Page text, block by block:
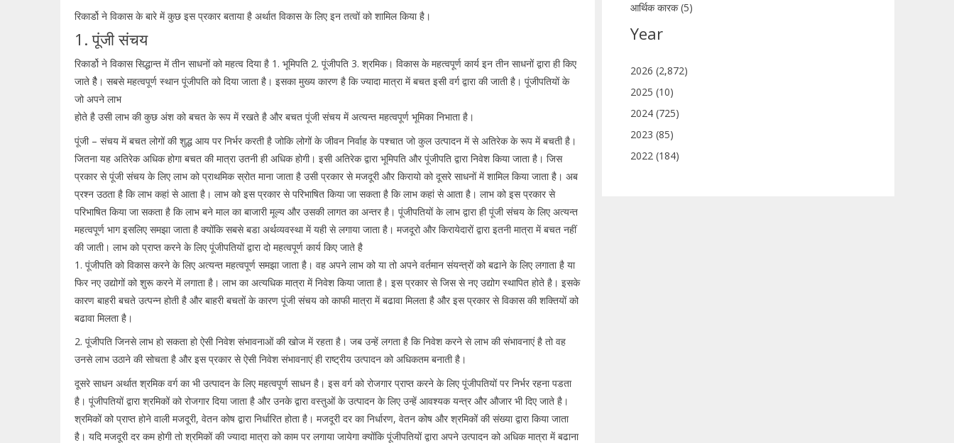
रिकार्डो ने विकास के बारे में कुछ इस प्रकार बताया है अर्थात विकास के लिए इन तत्वों को शामिल किया है।
1. पूंजी संचय
रिकार्डो ने विकास सिद्धान्त में तीन साधनों को महत्व दिया है 1. भूमिपति 2. पूंजीपति 3. श्रमिक। विकास के महत्वपूर्ण कार्य इन तीन साधनों द्वारा ही किए
जाते हैै। सबसे महत्वपूर्ण स्थान पूंजीपति को दिया जाता है। इसका मुख्य कारण है कि ज्यादा मात्रा में बचत इसी वर्ग द्वारा की जाती है। पूंजीपतियों के
जो अपने लाभ
होते है उसी लाभ की कुछ अंश को बचत के रूप में रखते है और बचत पूंजी संचय में अत्यन्त महत्वपूर्ण भूमिका निभाता है।
पूंजी – संचय में बचत लोगों की शुद्ध आय पर निर्भर करती है जोकि लोगों के जीवन निर्वाह के पश्चात जो कुल उत्पादन में से अतिरेक के रूप में बचती है।
जितना यह अतिरेक अधिक होगा बचत की मात्रा उतनी ही अधिक होगी। इसी अतिरेक द्वारा भूमिपति और पूंजीपति द्वारा निवेश किया जाता है। जिस
प्रकार से पूंजी संचय के लिए लाभ को प्राथमिक स्रोत माना जाता है उसी प्रकार से मजदूरी और किरायो को दूसरे साधनों में शामिल किया जाता है। अब
प्रश्न उठता है कि लाभ कहां से आता है। लाभ को इस प्रकार से परिभाषित किया जा सकता है कि लाभ कहां से आता है। लाभ को इस प्रकार से
परिभाषित किया जा सकता है कि लाभ बने माल का बाजारी मूल्य और उसकी लागत का अन्तर है। पूंजीपतियों के लाभ द्वारा ही पूंजी संचय के लिए अत्यन्त
महत्वपूर्ण भाग इसलिए समझा जाता है क्योंकि सबसे बडा अर्थव्यवस्था में यही से लगाया जाता है। मजदूरो और किरायेदारों द्वारा इतनी मात्रा में बचत नहीं
की जाती। लाभ को प्राप्त करने के लिए पूंजीपतियों द्वारा दो महत्वपूर्ण कार्य किए जाते है
1. पूंजीपति को विकास करने के लिए अत्यन्त महत्वपूर्ण समझा जाता है। वह अपने लाभ को या तो अपने वर्तमान संयन्त्रों को बढाने के लिए लगाता है या
फिर नए उद्योगों को शुरू करने में लगाता है। लाभ का अत्यधिक मात्रा में निवेश किया जाता है। इस प्रकार से जिस से नए उद्योग स्थापित होते है। इसके
कारण बाहरी बचते उत्पन्न होती है और बाहरी बचतों के कारण पूंजी संचय को काफी मात्रा में बढावा मिलता है और इस प्रकार से विकास की शक्तियों को
बढावा मिलता है।
2. पूंजीपति जिनसे लाभ हो सकता हो ऐसी निवेश संभावनाओं की खोज में रहता है। जब उन्हें लगता है कि निवेश करने से लाभ की संभावनाएं है तो वह
उनसे लाभ उठाने की सोचता है और इस प्रकार से ऐसी निवेश संभावनाएं ही राष्ट्रीय उत्पादन को अधिकतम बनाती है।
दूसरे साधन अर्थात श्रमिक वर्ग का भी उत्पादन के लिए महत्वपूर्ण साधन है। इस वर्ग को रोजगार प्राप्त करने के लिए पूंजीपतियों पर निर्भर रहना पडता
है। पूंजीपतियों द्वारा श्रमिकों को रोजगार दिया जाता है और उनके द्वारा वस्तुओं के उत्पादन के लिए उन्हें आवश्यक यन्त्र और औजार भी दिए जाते है।
श्रमिकों को प्राप्त होने वाली मजदूरी, वेतन कोष द्वारा निर्धारित होता है। मजदूरी दर का निर्धारण, वेतन कोष और श्रमिकों की संख्या द्वारा किया जाता
है। यदि मजदूरी दर कम होगी तो श्रमिकों की ज्यादा मात्रा को काम पर लगाया जायेगा क्योंकि पूंजीपतियों द्वारा अपने उत्पादन को अधिक मात्रा में बढाना
आर्थिक कारक (5)
Year
2026 (2,872)
2025 (10)
2024 (725)
2023 (85)
2022 (184)